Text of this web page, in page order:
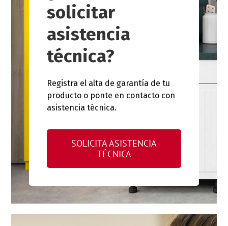
solicitar
asistencia
técnica?
Registra el alta de garantía de tu
producto o ponte en contacto con
asistencia técnica.
SOLICITA ASISTENCIA
TÉCNICA